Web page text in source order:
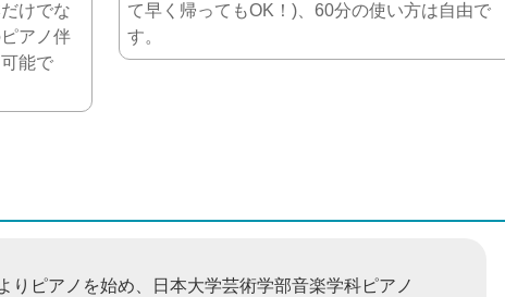
けでな
アノ伴
能で
て早く帰ってもOK！)、60分の使い方は自由で
す。
りピアノを始め、日本大学芸術学部音楽学科ピアノ